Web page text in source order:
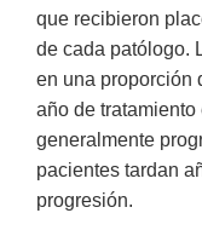
que recibieron
de cada patólogo.
en una proporción
año de
generalmente
pacientes tardan
progresión.